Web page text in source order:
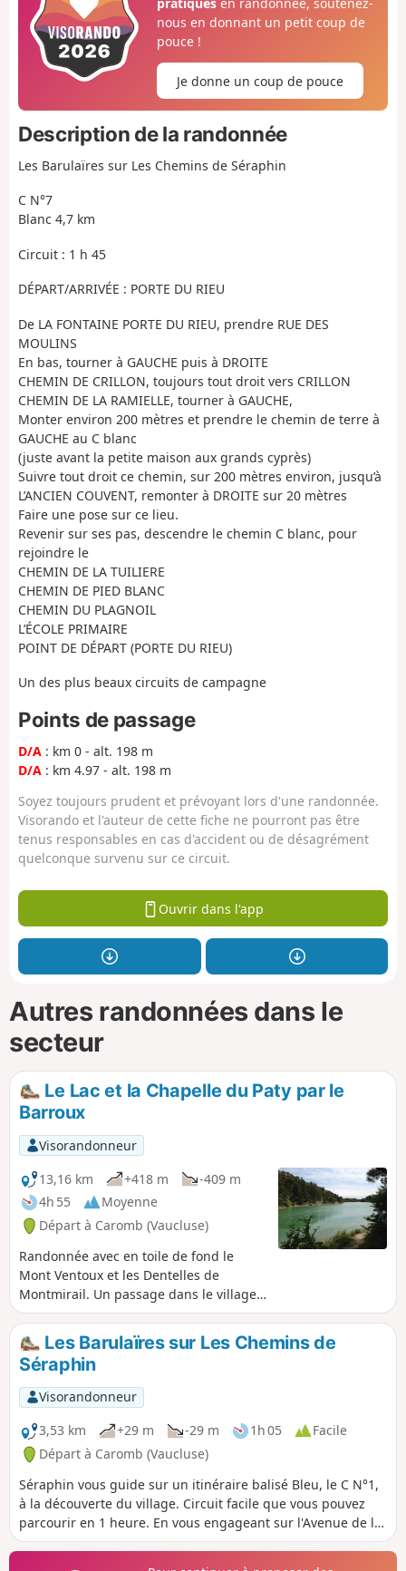
pratiquesen randonnée, soutenez-
nous en donnant un petit coup de
pouce !
Je donne un coup de pouce
Description de la randonnée
Les Barulaïres sur Les Chemins de Séraphin
C N°7
Blanc 4,7 km
Circuit : 1 h 45
DÉPART/ARRIVÉE : PORTE DU RIEU
De LA FONTAINE PORTE DU RIEU, prendre RUE DES
MOULINS
En bas, tourner à GAUCHE puis à DROITE
CHEMIN DE CRILLON, toujours tout droit vers CRILLON
CHEMIN DE LA RAMIELLE, tourner à GAUCHE,
Monter environ 200 mètres et prendre le chemin de terre à
GAUCHE au C blanc
(juste avant la petite maison aux grands cyprès)
Suivre tout droit ce chemin, sur 200 mètres environ, jusqu’à
L’ANCIEN COUVENT, remonter à DROITE sur 20 mètres
Faire une pose sur ce lieu.
Revenir sur ses pas, descendre le chemin C blanc, pour
rejoindre le
CHEMIN DE LA TUILIERE
CHEMIN DE PIED BLANC
CHEMIN DU PLAGNOIL
L’ÉCOLE PRIMAIRE
POINT DE DÉPART (PORTE DU RIEU)
Un des plus beaux circuits de campagne
Points de passage
D/A : km 0 - alt. 198 m
D/A : km 4.97 - alt. 198 m
Soyez toujours prudent et prévoyant lors d'une randonnée.
Visorando et l'auteur de cette fiche ne pourront pas être
tenus responsables en cas d'accident ou de désagrément
quelconque survenu sur ce circuit.
Ouvrir dans l'app
Autres randonnées dans le
secteur
Le Lac et la Chapelle du Paty par le
Barroux
Visorandonneur
13,16 km
+418 m
-409 m
4h 55
Moyenne
Départ à Caromb (Vaucluse)
Randonnée avec en toile de fond le
Mont Ventoux et les Dentelles de
Montmirail. Un passage dans le village
du Barroux permet d'admirer le château
et la belle vue sur la vallée. La suite du
parcours passe par le Lac du Paty et sa
chapelle éponyme.
Les Barulaïres sur Les Chemins de
Séraphin
Visorandonneur
3,53 km
+29 m -29 m 1h 05
Facile
Départ à Caromb (Vaucluse)
Séraphin vous guide sur un itinéraire balisé Bleu, le C N°1,
à la découverte du village. Circuit facile que vous pouvez
parcourir en 1 heure. En vous engageant sur l'Avenue de la
Baisse, aux feux tricolores, jetez un coup d'oeil à la rosace